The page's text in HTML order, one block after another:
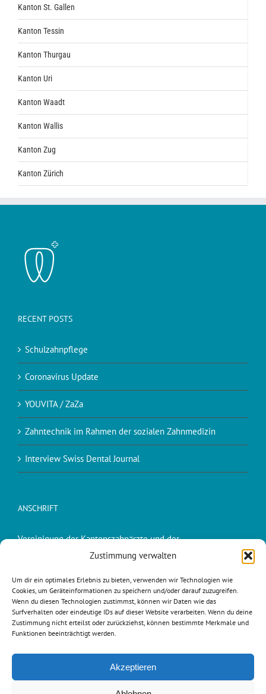
Zustimmung verwalten
Um dir ein optimales Erlebnis zu bieten, verwenden wir Technologien wie
Cookies, um Geräteinformationen zu speichern und/oder darauf zuzugreifen.
Wenn du diesen Technologien zustimmst, können wir Daten wie das
Surfverhalten oder eindeutige IDs auf dieser Website verarbeiten. Wenn du deine
Zustimmung nicht erteilst oder zurückziehst, können bestimmte Merkmale und
Funktionen beeinträchtigt werden.
Akzeptieren
Kanton St. Gallen
Kanton Tessin
Kanton Thurgau
Kanton Uri
Kanton Waadt
Kanton Wallis
Kanton Zug
Kanton Zürich
RECENT POSTS
Schulzahnpflege
Coronavirus Update
YOUVITA / ZaZa
Zahntechnik im Rahmen der sozialen Zahnmedizin
Interview Swiss Dental Journal
ANSCHRIFT
Vereinigung der Kantonszahnärzte und der
Kantonszahnärztinnen der Schweiz (VKZS)
Dr. Peter Suter, Präsident VKZS
Schuelgass 9
6215 Beromünster
041 932 10 30